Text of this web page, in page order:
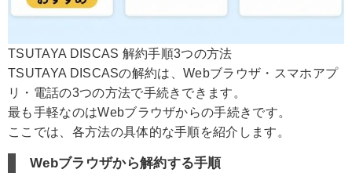
TSUTAYA DISCAS 解約手順3つの方法
TSUTAYA DISCASの解約は、Webブラウザ・スマホアプ
リ・電話の3つの方法で手続きできます。
最も手軽なのはWebブラウザからの手続きです。
ここでは、各方法の具体的な手順を紹介します。
Webブラウザから解約する手順